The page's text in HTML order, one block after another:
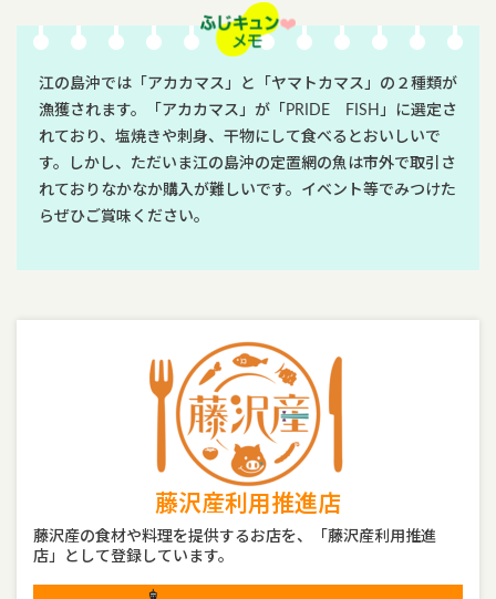
江の島沖では「アカカマス」と「ヤマトカマス」の２種類が
漁獲されます。「アカカマス」が「PRIDE FISH」に選定さ
れており、塩焼きや刺身、干物にして食べるとおいしいで
す。しかし、ただいま江の島沖の定置網の魚は市外で取引さ
れておりなかなか購入が難しいです。イベント等でみつけた
らぜひご賞味ください。
藤沢産利用推進店
藤沢産の食材や料理を提供するお店を、「藤沢産利用推進
店」として登録しています。